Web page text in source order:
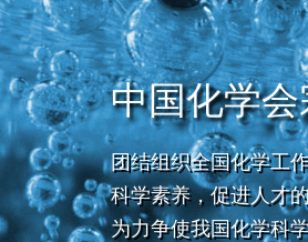
中国化学
团结组织全国化学工
科学素养，促进人才
为力争使我国化学科